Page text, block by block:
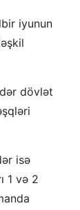
iyunun
dövlət
isə
1 və 2